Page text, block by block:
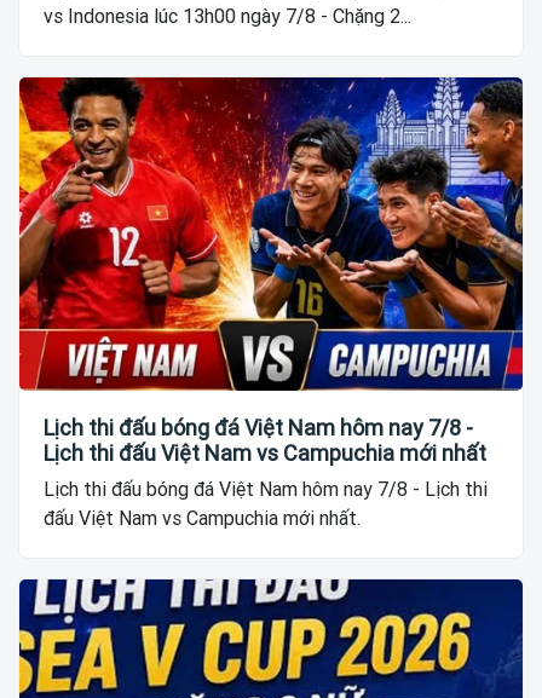
vs Indonesia lúc 13h00 ngày 7/8 - Chặng 2...
Lịch thi đấu bóng đá Việt Nam hôm nay 7/8 -
Lịch thi đấu Việt Nam vs Campuchia mới nhất
Lịch thi đấu bóng đá Việt Nam hôm nay 7/8 - Lịch thi
đấu Việt Nam vs Campuchia mới nhất.